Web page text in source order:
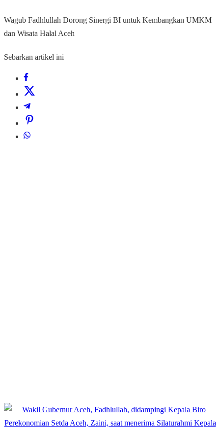
Wagub Fadhlullah Dorong Sinergi BI untuk Kembangkan UMKM
dan Wisata Halal Aceh
Sebarkan artikel ini